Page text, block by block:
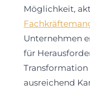
Möglichkeit,
Unternehmen
für
ausreichend